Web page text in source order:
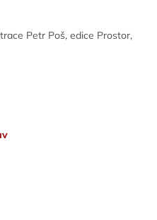
Petr Poš, edice Prostor,